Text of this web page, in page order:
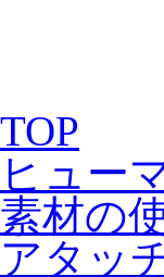
TOP
ヒュー
素材の
アタッ